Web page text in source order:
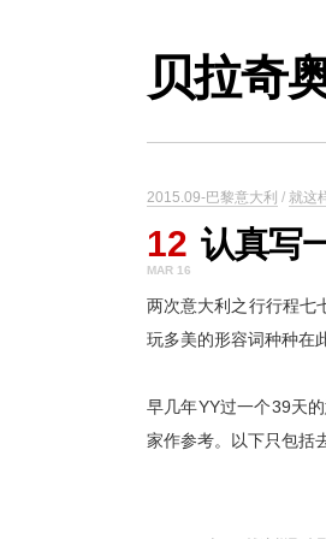
贝拉奇
2015.09-巴黎意大利 / 就这
12
MAR 16
认真写
两次意大利之行行程七
玩多美的形容词种种在
早几年YY过一个39天
家作参考。以下只包括